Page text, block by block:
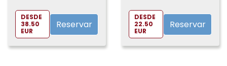
vistas de
Madrid
DESDE
38.50
EUR
Reservar
DESDE
22.50
EUR
Reservar